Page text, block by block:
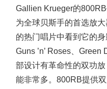
Gallien Krueger的
为全球贝斯手的首选放
的热门唱片中看到它的
Guns ’n’ Roses、
部设计有革命性的双功
能非常多。800RB提供